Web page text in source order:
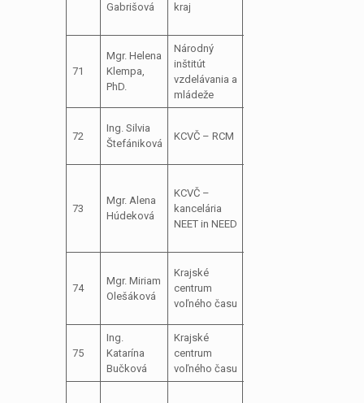
Gabrišová
kraj
71
Mgr. Helena
Klempa,
PhD.
Národný
inštitút
vzdelávania a
mládeže
72
Ing. Silvia
Štefániková
KCVČ – RCM
73
Mgr. Alena
Húdeková
KCVČ –
kancelária
NEET in NEED
74
Mgr. Miriam
Olešáková
Krajské
centrum
voľného času
75
Ing.
Katarína
Bučková
Krajské
centrum
voľného času